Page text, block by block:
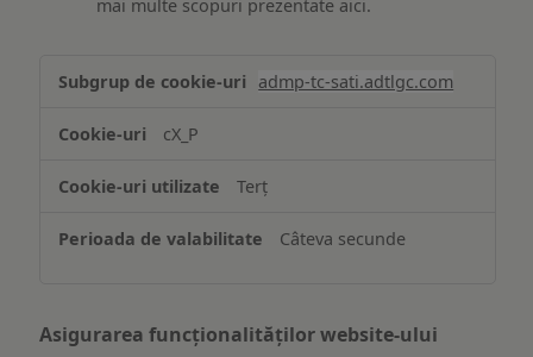
mai multe scopuri prezentate aici.
și/sau
informațiilor
pe
dispozitiv
admp-tc-sati.adtlgc.com
cX_P
Terț
Câteva secunde
Asigurarea funcționalităților website-ului